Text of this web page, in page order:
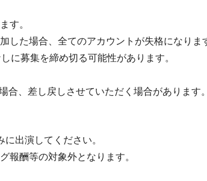
す。
した場合、全てのアカウントが失格になりま
に募集を締め切る可能性があります。
合、差し戻しさせていただく場合があります
出演してください。
報酬等の対象外となります。